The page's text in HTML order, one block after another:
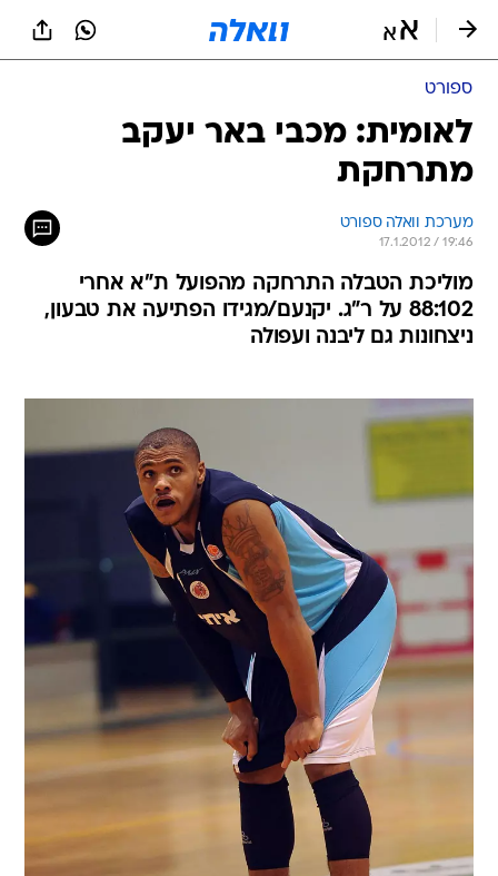
ספורט
לאומית: מכבי באר יעקב
מתרחקת
מערכת וואלה ספורט
17.1.2012 / 19:46
מוליכת הטבלה התרחקה מהפועל ת"א אחרי
88:102 על ר"ג. יקנעם/מגידו הפתיעה את טבעון,
ניצחונות גם ליבנה ועפולה